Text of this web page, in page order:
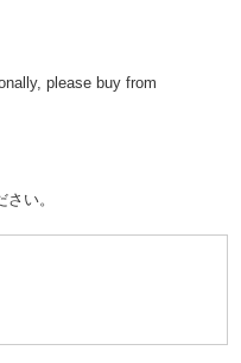
please buy from
い。